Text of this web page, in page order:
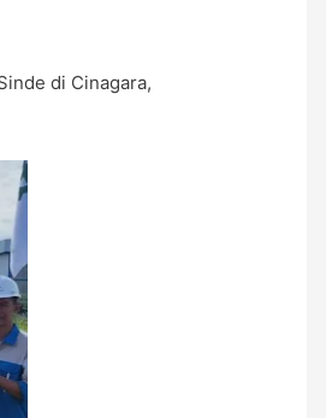
di Cinagara,